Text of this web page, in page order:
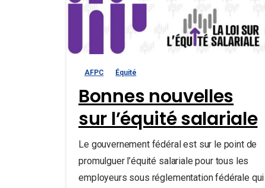
AFPC Équité
Bonnes nouvelles
sur l’équité salariale
Le gouvernement fédéral est sur le point de
promulguer l’équité salariale pour tous les
employeurs sous réglementation fédérale qui